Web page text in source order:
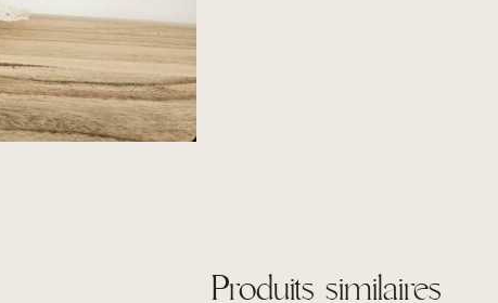
Produits similaires